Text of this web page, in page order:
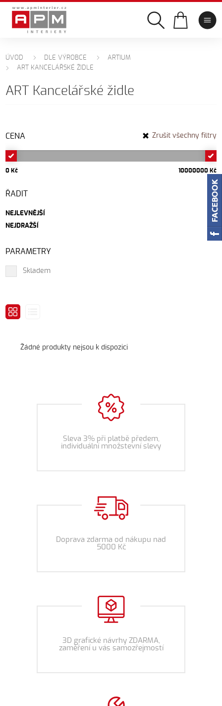
ÚVOD DLE VÝROBCE
ARTIUM
ART KANCELÁŘSKÉ ŽIDLE
ART Kancelářské židle
CENA
0 Kč 10000000 Kč
ŘADIT
NEJLEVNĚJŠÍ
NEJDRAŽŠÍ
PARAMETRY
Skladem
Zrušit všechny filtry
Žádné produkty nejsou k dispozici
Sleva 3% při platbě předem,
individuální množstevní slevy
Doprava zdarma od nákupu nad
5000 Kč
3D grafické návrhy ZDARMA,
zaměření u vás samozřejmostí